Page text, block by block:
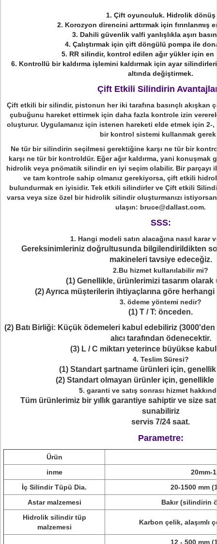
1. Çift oyunculuk. Hidrolik dönüş
2. Korozyon direncini arttırmak için fırınlanmış
3. Dahili güvenlik valfi yanlışlıkla aşırı
4. Çalıştırmak için çift döngülü pompa ile
5. RR silindir, kontrol edilen ağır yükler için en
6. Kontrollü bir kaldırma işlemini kaldırmak için ayar
altında değiştirmek.
Çift Etkili Silindirin
Çift etkili bir silindir, pistonun her iki tarafına basınçlı akışkan
çubuğunu hareket ettirmek için daha fazla kontrole izin
oluşturur. Uygulamanız için istenen hareketi elde etmek için 2-
bir kontrol sistemi kullanmak
Ne tür bir silindirin seçilmesi gerektiğine karşı ne tür bir
karşı ne tür bir kontroldür. Eğer ağır kaldırma, yani konuşmak
hidrolik veya pnömatik silindir en iyi seçim olabilir. Bir parçayı
ve tam kontrole sahip olmanız gerekiyorsa, çift etkili
bulundurmak en iyisidir. Tek etkili silindirler ve Çift etkili
varsa veya size özel bir hidrolik silindir oluşturmanızı
ulaşın: bruce@dallast.com.
SSS:
1. Hangi modeli satın alacağına nasıl karar
Gereksinimleriniz doğrultusunda bilgilendirildikten
makineleri tavsiye edeceğiz.
2.Bu hizmet kullanılabilir mi?
(1) Genellikle, ürünlerimizi tasarım olarak
(2) Ayrıca müşterilerin ihtiyaçlarına göre
3. ödeme yöntemi nedir?
(1) T / T: önceden.
(2) Batı Birliği: Küçük ödemeleri kabul edebiliriz (3000'den
alıcı tarafından ödenecektir.
(3) L / C miktarı yeterince büyükse
4. Teslim Süresi?
(1) Standart şartname ürünleri için,
(2) Standart olmayan ürünler için, genellikle
5. garanti ve satış sonrası hizmet
Tüm ürünlerimiz bir yıllık garantiye sahiptir ve size
sunabiliriz
servis 7/24 saat.
Parametre:
Ürün
inme
20mm-
İç Silindir Tüpü Dia.
20-1500 mm
Astar malzemesi
Bakır (silindirin
Hidrolik silindir tüp
malzemesi
Karbon çelik, alaşımlı
12 - 500 mm